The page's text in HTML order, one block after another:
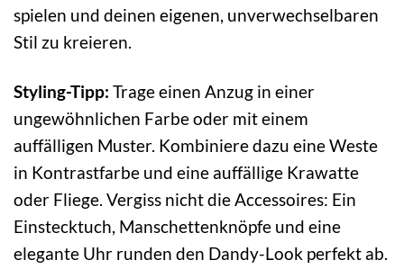
spielen und deinen eigenen, unverwechselbaren
Stil zu kreieren.
Styling-Tipp: Trage einen Anzug in einer
ungewöhnlichen Farbe oder mit einem
auffälligen Muster. Kombiniere dazu eine Weste
in Kontrastfarbe und eine auffällige Krawatte
oder Fliege. Vergiss nicht die Accessoires: Ein
Einstecktuch, Manschettenknöpfe und eine
elegante Uhr runden den Dandy-Look perfekt ab.